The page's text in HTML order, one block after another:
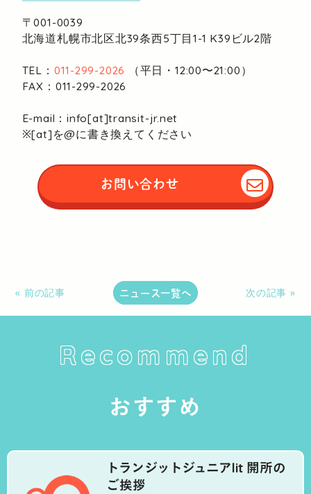
〒001-0039
北海道札幌市北区北39条西5丁目1-1 K39ビル2階
TEL： 011-299-2026
（平日・12:00〜21:00）
FAX：011-299-2026
E-mail：info[at]transit-jr.net
※[at]を@に書き換えてください
お問い合わせ
« 前の記事 ニュース一覧へ 次の記事 »
Recommend
おすすめ
トランジットジュニアlit 開所の
ご挨拶